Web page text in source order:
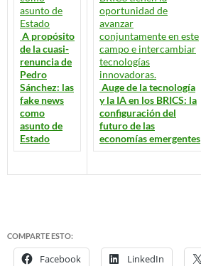
A propósito
de la cuasi-
renuncia de
Pedro
Sánchez: las
fake news
como
asunto de
Estado
Auge de la tecnología
y la IA en los BRICS: la
configuración del
futuro de las
economías emergentes
COMPARTE ESTO:
Facebook LinkedIn